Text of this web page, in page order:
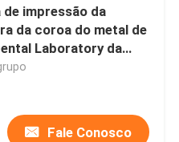
de impressão da
da coroa do metal de
Laboratory da
do metal 3D do laser
Fale Conosco